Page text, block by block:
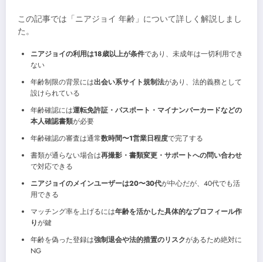
この記事では「ニアジョイ 年齢」について詳しく解説しまし
た。
ニアジョイの利用は18歳以上が条件であり、未成年は一切利用でき
ない
年齢制限の背景には出会い系サイト規制法があり、法的義務として
設けられている
年齢確認には運転免許証・パスポート・マイナンバーカードなどの
本人確認書類が必要
年齢確認の審査は通常数時間〜1営業日程度で完了する
書類が通らない場合は再撮影・書類変更・サポートへの問い合わせ
で対応できる
ニアジョイのメインユーザーは20〜30代が中心だが、40代でも活
用できる
マッチング率を上げるには年齢を活かした具体的なプロフィール作
りが鍵
年齢を偽った登録は強制退会や法的措置のリスクがあるため絶対に
NG